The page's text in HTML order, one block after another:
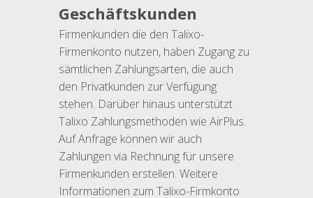
Geschäftskunden
Firmenkunden die den Talixo-
Firmenkonto nutzen, haben Zugang zu
sämtlichen Zahlungsarten, die auch
den Privatkunden zur Verfügung
stehen. Darüber hinaus unterstützt
Talixo Zahlungsmethoden wie AirPlus.
Auf Anfrage können wir auch
Zahlungen via Rechnung für unsere
Firmenkunden erstellen. Weitere
Informationen zum Talixo-Firmkonto